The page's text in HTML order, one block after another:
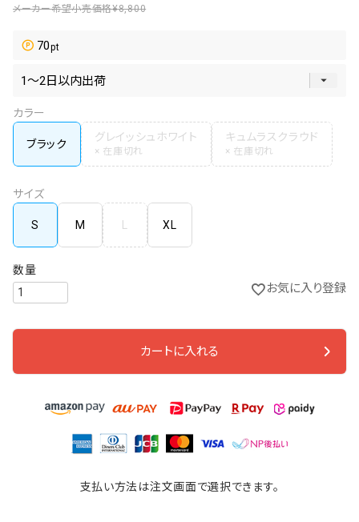
メーカー希望小売価格¥8,800
70
カラー
ブラック
グレイッシュホワイト キュムラスクラウド
サイズ
S M XL
お気に入り登録
カートに入れる
支払い方法は注文画面で選択できます。